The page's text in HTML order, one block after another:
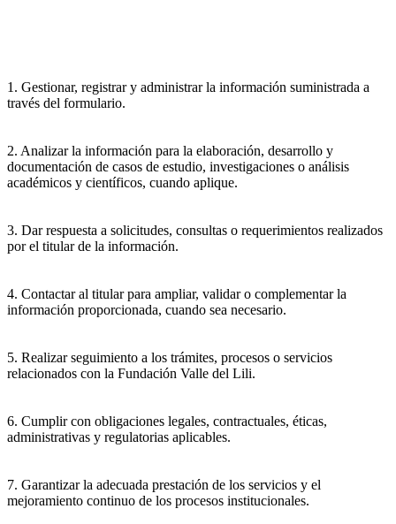
1. Gestionar, registrar y administrar la información suministrada a
través del formulario.
2. Analizar la información para la elaboración, desarrollo y
documentación de casos de estudio, investigaciones o análisis
académicos y científicos, cuando aplique.
3. Dar respuesta a solicitudes, consultas o requerimientos realizados
por el titular de la información.
4. Contactar al titular para ampliar, validar o complementar la
información proporcionada, cuando sea necesario.
5. Realizar seguimiento a los trámites, procesos o servicios
relacionados con la Fundación Valle del Lili.
6. Cumplir con obligaciones legales, contractuales, éticas,
administrativas y regulatorias aplicables.
7. Garantizar la adecuada prestación de los servicios y el
mejoramiento continuo de los procesos institucionales.